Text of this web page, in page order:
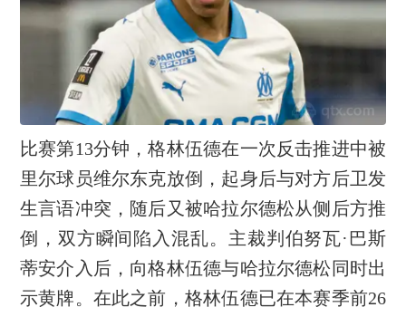
比赛第13分钟，格林伍德在一次反击推进中被
里尔球员维尔东克放倒，起身后与对方后卫发
生言语冲突，随后又被哈拉尔德松从侧后方推
倒，双方瞬间陷入混乱。主裁判伯努瓦·巴斯
蒂安介入后，向格林伍德与哈拉尔德松同时出
示黄牌。在此之前，格林伍德已在本赛季前26